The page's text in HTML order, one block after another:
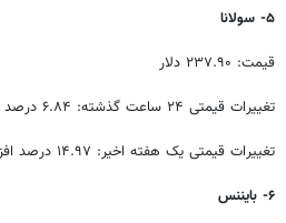
۵- سولانا
قیمت: ۲۳۷.۹۰ دلار
تغییرات قیمتی ۲۴ ساعت گذشته: ۶.۸۴ درصد افزایش
تغییرات قیمتی یک هفته اخیر: ۱۴.۹۷ درصد افزایش
۶- بایننس